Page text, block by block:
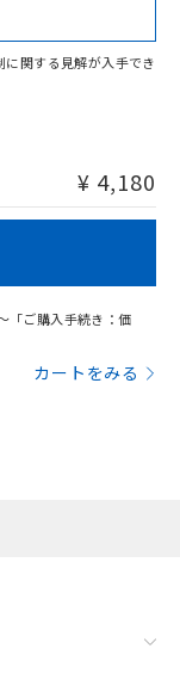
ます。
に関する見解が入手でき
¥ 4,180
「ご購入手続き：価
カートをみる